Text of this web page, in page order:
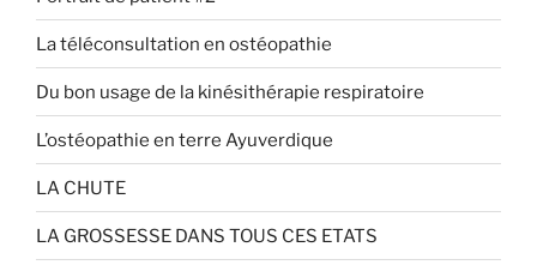
La téléconsultation en ostéopathie
Du bon usage de la kinésithérapie respiratoire
L’ostéopathie en terre Ayuverdique
LA CHUTE
LA GROSSESSE DANS TOUS CES ETATS